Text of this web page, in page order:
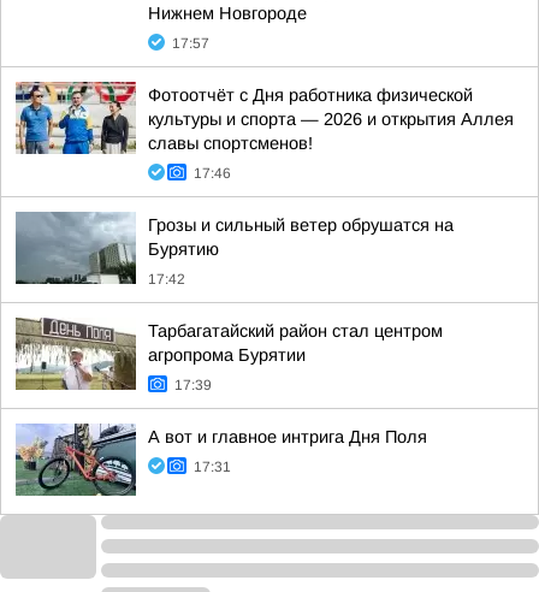
Нижнем Новгороде
17:57
Фотоотчёт с Дня работника физической
культуры и спорта — 2026 и открытия Аллея
славы спортсменов!
17:46
Грозы и сильный ветер обрушатся на
Бурятию
17:42
Тарбагатайский район стал центром
агропрома Бурятии
17:39
А вот и главное интрига Дня Поля
17:31